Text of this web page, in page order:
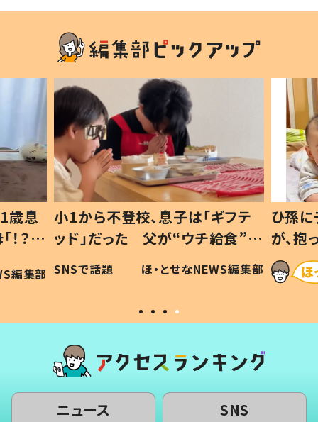
歳息
？」
編集部
小1から不登校、息子は「ギフテ
ッド」だった 父が“ウチ給食”を
作り続ける理由とは #令和の親
#令和の子
SNSで話題 ほ・とせなNEWS編集部
ひ孫
が、
「涙が
い」
ニュース SNS